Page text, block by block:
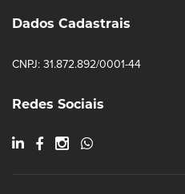
Dados Cadastrais
CNPJ: 31.872.892/0001-44
Redes Sociais